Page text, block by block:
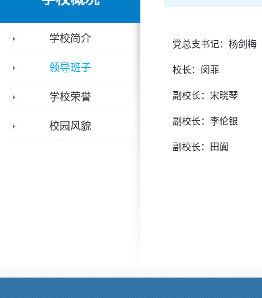
学校简介
领导班子
学校荣誉
校园风貌
党总支书记：杨剑梅
校长：闵菲
副校长：宋晓琴
副校长：李伦银
副校长：田阗